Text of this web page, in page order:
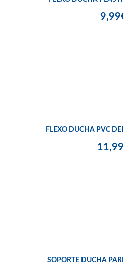
FLEXO DUCHA PVC
SOPORTE DUCHA